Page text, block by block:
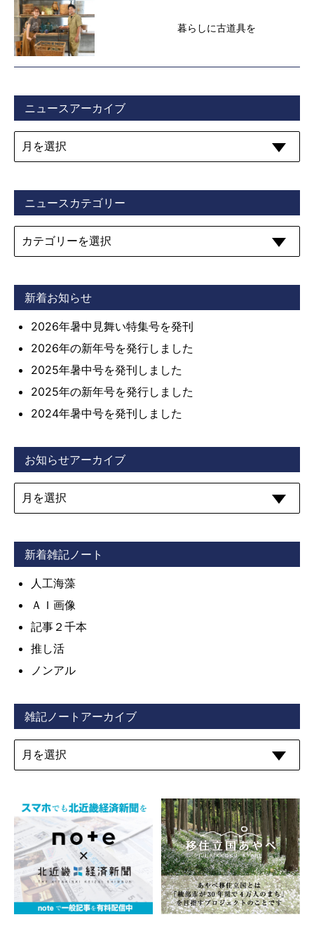
暮らしに古道具を
ニュースアーカイブ
ニュースカテゴリー
新着お知らせ
2026年暑中見舞い特集号を発刊
2026年の新年号を発行しました
2025年暑中号を発刊しました
2025年の新年号を発行しました
2024年暑中号を発刊しました
お知らせアーカイブ
新着雑記ノート
人工海藻
ＡＩ画像
記事２千本
推し活
ノンアル
雑記ノートアーカイブ